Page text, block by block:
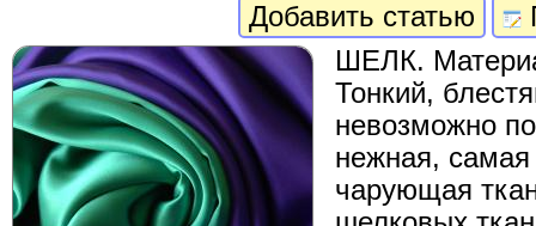
Добавить статью
ШЕЛК.
Тонкий,
невозможно
нежная,
чарующая